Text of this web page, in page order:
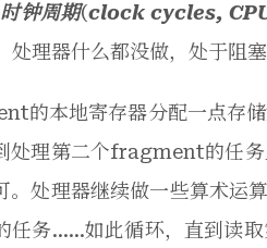
时钟周期(clock cycles,
理器什么都没做，处于阻塞
的本地寄存器分配一点存
理第二个fragment的任务
处理器继续做一些算术运
务……如此循环，直到读